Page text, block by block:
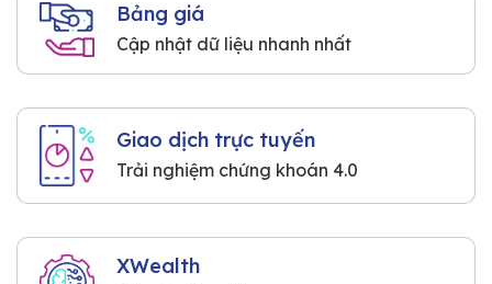
Bảng giá
Cập nhật dữ liệu nhanh nhất
Giao dịch trực tuyến
Trải nghiệm chứng khoán 4.0
XWealth